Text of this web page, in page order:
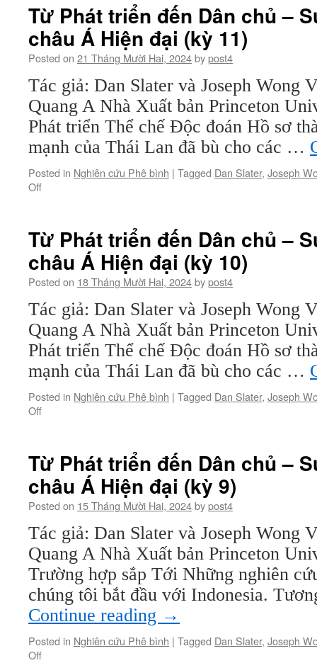
đến
Dân
chủ
–
Sự
Biến
đổi
của
châu
Á
Hiện
đại
(kỳ
Từ Phát triển đến Dân chủ –
châu Á Hiện đại (kỳ 11)
Posted on 21 Tháng Mười Hai, 2024bypost4
Tác giả: Dan Slater và Joseph Wong
Quang A Nhà Xuất bản Princeton
Phát triển Thể chế Độc đoán Hồ sơ
mạnh của Thái Lan đã bù cho các …
Posted in Nghiên cứu Phê bình | Tagged Dan Slater, Joseph
Offon
đến
Dân
chủ
–
Sự
Biến
đổi
của
châu
Á
Hiện
đại
(kỳ
Từ Phát triển đến Dân chủ –
châu Á Hiện đại (kỳ 10)
Posted on 18 Tháng Mười Hai, 2024bypost4
Tác giả: Dan Slater và Joseph Wong
Quang A Nhà Xuất bản Princeton
Phát triển Thể chế Độc đoán Hồ sơ
mạnh của Thái Lan đã bù cho các …
Posted in Nghiên cứu Phê bình | Tagged Dan Slater, Joseph
Offon
đến
Dân
chủ
–
Sự
Biến
đổi
của
châu
Á
Hiện
đại
(kỳ
10)
Từ Phát triển đến Dân chủ –
châu Á Hiện đại (kỳ 9)
Posted on 15 Tháng Mười Hai, 2024bypost4
Tác giả: Dan Slater và Joseph Wong
Quang A Nhà Xuất bản Princeton
Trường hợp sắp Tới Những nghiên
chúng tôi bắt đầu với Indonesia.
Continue reading →
Posted in Nghiên cứu Phê bình | Tagged Dan Slater, Joseph
Offon